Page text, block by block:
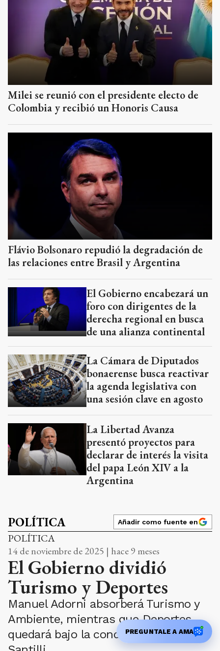
Milei se reunió con el presidente electo de
Colombia y recibió un Honoris Causa
Flávio Bolsonaro repudió la degradación de
las relaciones entre Brasil y Argentina
El Gobierno encabezará un
foro con dirigentes de la
derecha regional en busca
de una alianza continental
La Cámara de Diputados
bonaerense busca reactivar
la agenda legislativa con
una sesión clave en agosto
La Libertad Avanza
presentó proyectos para
declarar de interés la visita
del papa León XIV a la
Argentina
POLÍTICA Añadir como fuente en
POLÍTICA
14 de noviembre de 2025 | hace 9 meses
El Gobierno dividió
Turismo y Deportes
Manuel Adorni absorberá Turismo y
Ambiente, mientras que Deportes
quedará bajo la conducción de Diego
PREGUNTALE A AMA